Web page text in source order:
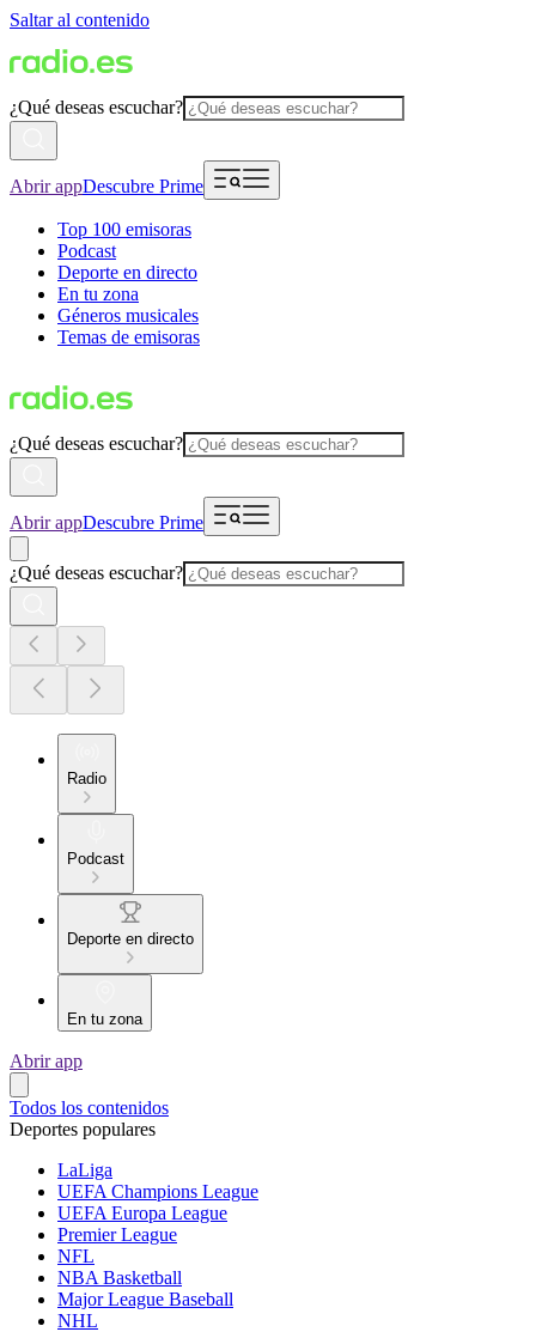
Saltar al contenido
¿Qué deseas escuchar?
Abrir appDescubre Prime
Top 100 emisoras
Podcast
Deporte en directo
En tu zona
Géneros musicales
Temas de emisoras
¿Qué deseas escuchar?
Abrir appDescubre Prime
¿Qué deseas escuchar?
Radio
Podcast
Deporte en directo
En tu zona
Abrir app
Todos los contenidos
Deportes populares
LaLiga
UEFA Champions League
UEFA Europa League
Premier League
NFL
NBA Basketball
Major League Baseball
NHL